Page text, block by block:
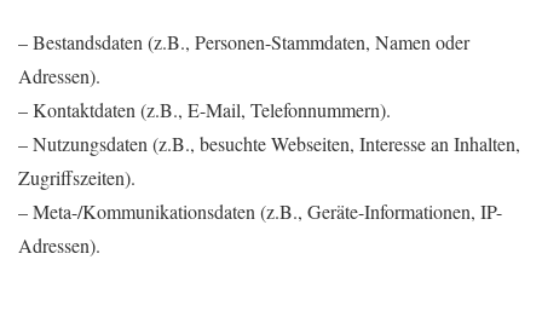
– Bestandsdaten (z.B., Personen-Stammdaten, Namen oder
Adressen).
– Kontaktdaten (z.B., E-Mail, Telefonnummern).
– Nutzungsdaten (z.B., besuchte Webseiten, Interesse an Inhalten,
Zugriffszeiten).
– Meta-/Kommunikationsdaten (z.B., Geräte-Informationen, IP-
Adressen).